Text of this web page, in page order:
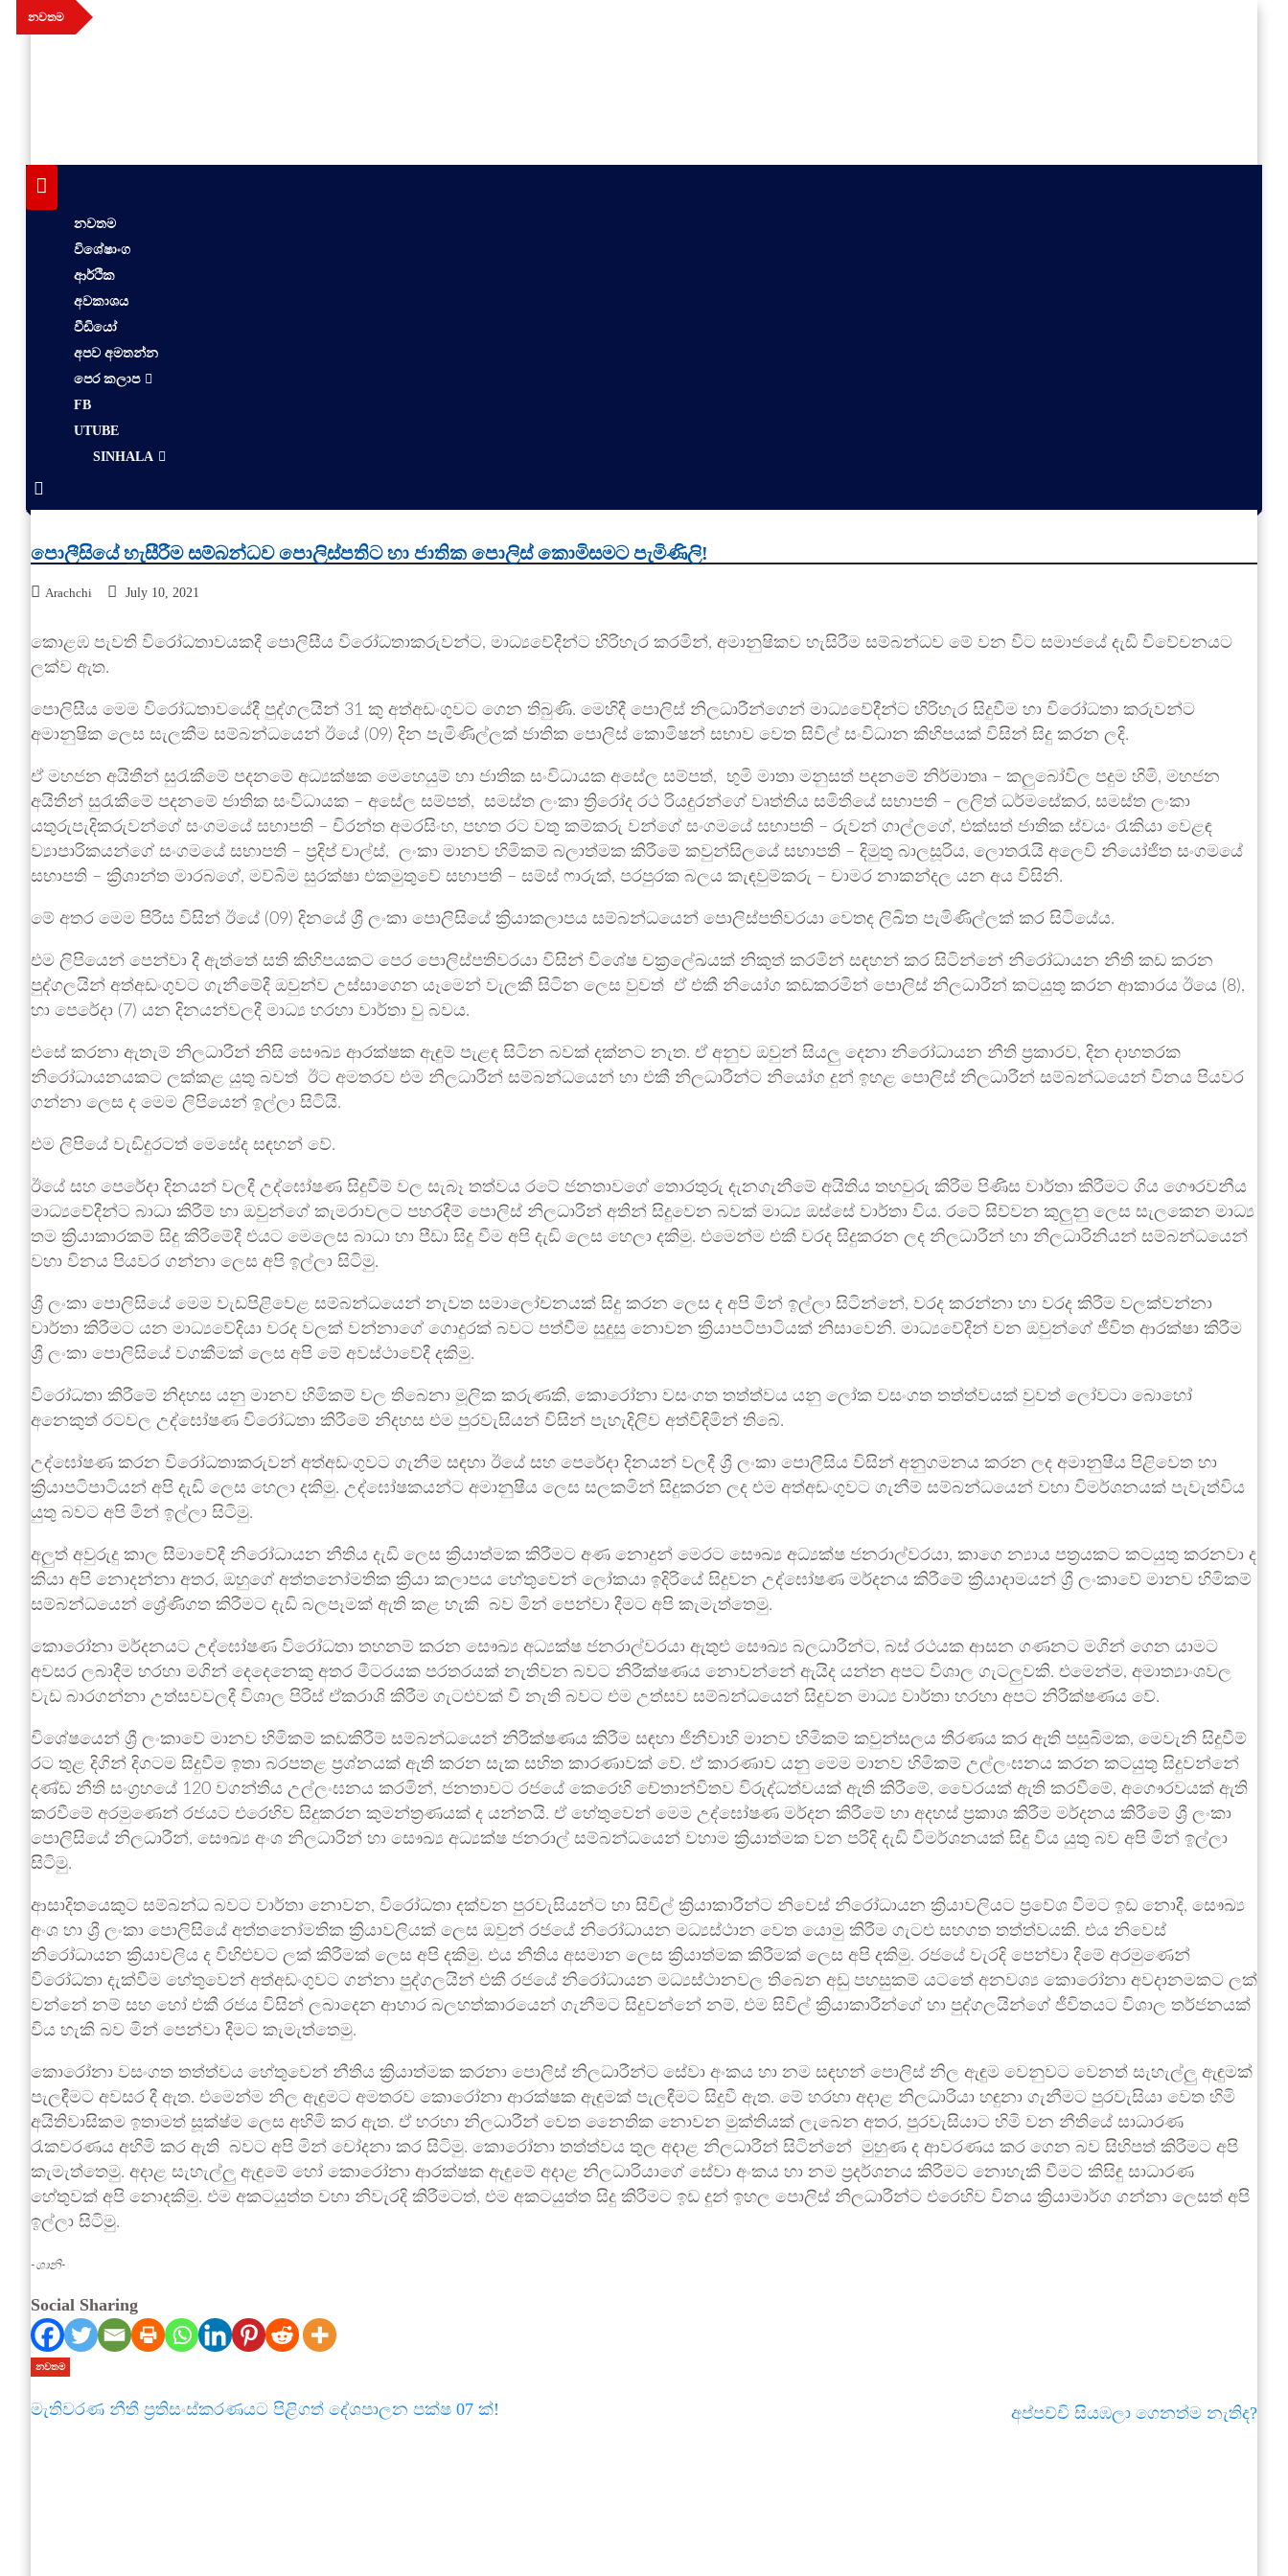
Skip
to
නවතම
aithiya
Human Rights News
නවතම
විශේෂාංග
ආර්ථික
අවකාශය
වීඩියෝ
අපව අමතන්න
පෙර කලාප
FB
UTUBE
SINHALA
පොලීසියේ හැසීරීම සම්බන්ධව පොලිස්පතිට හා ජාතික පොලිස් කොමිසමට පැමිණිලි!
Arachchi July 10, 2021
කොළඹ පැවති විරෝධතාවයකදී පොලිසීය විරෝධතාකරුවන්ට, මාධ්‍යවේදීන්ට හිරිහැර කරමින්, අමානුෂිකව හැසිරීම සම්බන්ධව මේ වන විට සමාජයේ දැඩි විවේචනයට
ලක්ව ඇත.
පොලිසීය මෙම විරෝධතාවයේදී පුද්ගලයින් 31 කු අත්අඩංගුවට ගෙන තිබුණි. මෙහිදී පොලිස් නිලධාරීන්ගෙන් මාධ්‍යවේදීන්ට හිරිහැර සිදුවීම හා විරෝධතා කරුවන්ට
අමානුෂික ලෙස සැලකීම සම්බන්ධයෙන් ඊයේ (09) දින පැමිණිල්ලක් ජාතික පොලිස් කොමිෂන් සභාව වෙත සිවිල් සංවිධාන කිහිපයක් විසින් සිදු කරන ලදි.
ඒ මහජන අයිතීන් සුරැකීමේ පදනමේ අධ්‍යක්ෂක මෙහෙයුම් හා ජාතික සංවිධායක අසේල සම්පත්, භුමි මාතා මනුසත් පදනමේ නිර්මාතෘ – කලුබෝවිල පදුම හිමි, මහජන
අයිතීන් සුරැකීමේ පදනමේ ජාතික සංවිධායක – අසේල සම්පත්, සමස්ත ලංකා ත්‍රිරෝද රථ රියදුරන්ගේ වෘත්තිය සමිතියේ සභාපති – ලලිත් ධර්මසේකර, සමස්ත ලංකා
යතුරුපැදිකරුවන්ගේ සංගමයේ සභාපති – චිරන්ත අමරසිංහ, පහත රට වතු කම්කරු වන්ගේ සංගමයේ සභාපති – රුවන් ගාල්ලගේ, එක්සත් ජාතික ස්වයං රැකියා වෙළඳ
ව්‍යාපාරිකයන්ගේ සංගමයේ සභාපති – ප්‍රදිප් චාල්ස්, ලංකා මානව හිමිකම් බලාත්මක කිරීමේ කවුන්සිලයේ සභාපති – දිමුතු බාලසූරිය, ලොතරැයි අලෙවි නියෝජිත සංගමයේ
සභාපති – ක්‍රිශාන්ත මාරබගේ, මව්බිම සුරක්ෂා එකමුතුවේ සභාපති – සම්ස් ෆාරුක්, පරපුරක බලය කැඳවුම්කරු – චාමර නාකන්දල යන අය විසිනි.
මේ අතර මෙම පිරිස විසින් ඊයේ (09) දිනයේ ශ්‍රී ලංකා පොලිසියේ ක්‍රියාකලාපය සම්බන්ධයෙන් පොලිස්පතිවරයා වෙතද ලිඛිත පැමිණිල්ලක් කර සිටියේය.
එම ලිපියෙන් පෙන්වා දී ඇත්තේ සති කිහිපයකට පෙර පොලිස්පතිවරයා විසින් විශේෂ චක්‍රලේඛයක් නිකුත් කරමින් සඳහන් කර සිටින්නේ නිරෝධායන නීති කඩ කරන
පුද්ගලයින් අත්අඩංගුවට ගැනීමේදී ඔවුන්ව උස්සාගෙන යෑමෙන් වැලකී සිටින ලෙස වුවත් ඒ එකී නියෝග කඩකරමින් පොලිස් නිලධාරීන් කටයුතු කරන ආකාරය ඊයෙ (8),
හා පෙරේදා (7) යන දිනයන්වලදී මාධ්‍ය හරහා වාර්තා වු බවය.
එසේ කරනා ඇතැම් නිලධාරීන් නිසි සෞඛ්‍ය ආරක්ෂක ඇඳුම් පැළඳ සිටින බවක් දක්නට නැත. ඒ අනුව ඔවුන් සියලු දෙනා නිරෝධායන නීති ප්‍රකාරව, දින දාහතරක
නිරෝධායනයකට ලක්කළ යුතු බවත් ඊට අමතරව එම නිලධාරීන් සම්බන්ධයෙන් හා එකී නිලධාරීන්ට නියෝග දුන් ඉහළ පොලිස් නිලධාරීන් සම්බන්ධයෙන් විනය පියවර
ගන්නා ලෙස ද මෙම ලිපියෙන් ඉල්ලා සිටියි.
එම ලිපියේ වැඩිදුරටත් මෙසේද සඳහන් වේ.
ඊයේ සහ පෙරේදා දිනයන් වලදී උද්ඝෝෂණ සිදුවීම් වල සැබෑ තත්වය රටේ ජනතාවගේ තොරතුරු දැනගැනීමේ අයිතිය තහවුරු කිරීම පිණිස වාර්තා කිරීමට ගිය ගෞරවනීය
මාධ්‍යවේදීන්ට බාධා කිරීම් හා ඔවුන්ගේ කැමරාවලට පහරදීම් පොලිස් නිලධාරීන් අතින් සිදුවෙන බවක් මාධ්‍ය ඔස්සේ වාර්තා විය. රටේ සිව්වන කුලුනු ලෙස සැලකෙන මාධ්‍ය
තම ක්‍රියාකාරකම් සිදු කිරීමේදී එයට මෙලෙස බාධා හා පීඩා සිදු වීම අපි දැඩි ලෙස හෙලා දකිමු. එමෙන්ම එකී වරද සිදුකරන ලද නිලධාරීන් හා නිලධාරිනියන් සම්බන්ධයෙන්
වහා විනය පියවර ගන්නා ලෙස අපි ඉල්ලා සිටිමු.
ශ්‍රී ලංකා පොලිසියේ මෙම වැඩපිළිවෙළ සම්බන්ධයෙන් නැවත සමාලෝචනයක් සිදු කරන ලෙස ද අපි මින් ඉල්ලා සිටින්නේ, වරද කරන්නා හා වරද කිරීම වලක්වන්නා
වාර්තා කිරීමට යන මාධ්‍යවේදියා වරද වලක් වන්නාගේ ගොදුරක් බවට පත්වීම සුදුසු නොවන ක්‍රියාපටිපාටියක් නිසාවෙනි. මාධ්‍යවේදීන් වන ඔවුන්ගේ ජීවිත ආරක්ෂා කිරීම
ශ්‍රී ලංකා පොලිසියේ වගකීමක් ලෙස අපි මේ අවස්ථාවේදී දකිමු.
විරෝධතා කිරීමේ නිදහස යනු මානව හිමිකම් වල තිබෙනා මූලික කරුණකි, කොරෝනා වසංගත තත්ත්වය යනු ලෝක වසංගත තත්ත්වයක් වුවත් ලෝවටා බොහෝ
අනෙකුත් රටවල උද්ඝෝෂණ විරෝධතා කිරීමේ නිදහස එම පුරවැසියන් විසින් පැහැදිලිව අත්විඳිමින් තිබේ.
උද්ඝෝෂණ කරන විරෝධතාකරුවන් අත්අඩංගුවට ගැනීම සඳහා ඊයේ සහ පෙරේදා දිනයන් වලදී ශ්‍රී ලංකා පොලීසිය විසින් අනුගමනය කරන ලද අමානුෂීය පිළිවෙත හා
ක්‍රියාපටිපාටියන් අපි දැඩි ලෙස හෙලා දකිමු. උද්ඝෝෂකයන්ට අමානුෂීය ලෙස සලකමින් සිදුකරන ලද එම අත්අඩංගුවට ගැනීම් සම්බන්ධයෙන් වහා විමර්ශනයක් පැවැත්විය
යුතු බවට අපි මින් ඉල්ලා සිටිමු.
අලුත් අවුරුදු කාල සීමාවේදී නිරෝධායන නීතිය දැඩි ලෙස ක්‍රියාත්මක කිරීමට අණ නොදුන් මෙරට සෞඛ්‍ය අධ්‍යක්ෂ ජනරාල්වරයා, කාගෙ න්‍යාය පත්‍රයකට කටයුතු කරනවා ද
කියා අපි නොදන්නා අතර, ඔහුගේ අත්තනෝමතික ක්‍රියා කලාපය හේතුවෙන් ලෝකයා ඉදිරියේ සිදුවන උද්ඝෝෂණ මර්දනය කිරීමේ ක්‍රියාදාමයන් ශ්‍රී ලංකාවේ මානව හිමිකම්
සම්බන්ධයෙන් ශ්‍රේණිගත කිරීමට දැඩි බලපෑමක් ඇති කළ හැකි බව මින් පෙන්වා දීමට අපි කැමැත්තෙමු.
කොරෝනා මර්දනයට උද්ඝෝෂණ විරෝධතා තහනම් කරන සෞඛ්‍ය අධ්‍යක්ෂ ජනරාල්වරයා ඇතුළු සෞඛ්‍ය බලධාරීන්ට, බස් රථයක ආසන ගණනට මගින් ගෙන යාමට
අවසර ලබාදීම හරහා මගින් දෙදෙනෙකු අතර මීටරයක පරතරයක් නැතිවන බවට නිරීක්ෂණය නොවන්නේ ඇයිද යන්න අපට විශාල ගැටලුවකි. එමෙන්ම, අමාත්‍යාංශවල
වැඩ බාරගන්නා උත්සවවලදී විශාල පිරිස් ඒකරාශි කිරීම ගැටළුවක් වී නැති බවට එම උත්සව සම්බන්ධයෙන් සිදුවන මාධ්‍ය වාර්තා හරහා අපට නිරීක්ෂණය වේ.
විශේෂයෙන් ශ්‍රී ලංකාවේ මානව හිමිකම් කඩකිරීම් සම්බන්ධයෙන් නිරීක්ෂණය කිරීම සඳහා ජිනීවාහි මානව හිමිකම් කවුන්සලය තීරණය කර ඇති පසුබිමක, මෙවැනි සිදුවීම්
රට තුළ දිගින් දිගටම සිදුවීම ඉතා බරපතළ ප්‍රශ්නයක් ඇති කරන සැක සහිත කාරණාවක් වේ. ඒ කාරණාව යනු මෙම මානව හිමිකම් උල්ලංඝනය කරන කටයුතු සිදුවන්නේ
දණ්ඩ නීති සංග්‍රහයේ 120 වගන්තිය උල්ලංඝනය කරමින්, ජනතාවට රජයේ කෙරෙහි චේතාන්විතව විරුද්ධත්වයක් ඇති කිරීමේ, වෛරයක් ඇති කරවීමේ, අගෞරවයක් ඇති
කරවීමේ අරමුණෙන් රජයට එරෙහිව සිදුකරන කුමන්ත්‍රණයක් ද යන්නයි. ඒ හේතුවෙන් මෙම උද්ඝෝෂණ මර්දන කිරීමේ හා අදහස් ප්‍රකාශ කිරීම මර්දනය කිරීමේ ශ්‍රී ලංකා
පොලිසියේ නිලධාරීන්, සෞඛ්‍ය අංශ නිලධාරින් හා සෞඛ්‍ය අධ්‍යක්ෂ ජනරාල් සම්බන්ධයෙන් වහාම ක්‍රියාත්මක වන පරිදි දැඩි විමර්ශනයක් සිදු විය යුතු බව අපි මින් ඉල්ලා
සිටිමු.
ආසාදිතයෙකුට සම්බන්ධ බවට වාර්තා නොවන, විරෝධතා දක්වන පුරවැසියන්ට හා සිවිල් ක්‍රියාකාරීන්ට නිවෙස් නිරෝධායන ක්‍රියාවලියට ප්‍රවේශ වීමට ඉඩ නොදී, සෞඛ්‍ය
අංශ හා ශ්‍රී ලංකා පොලිසියේ අත්තනෝමතික ක්‍රියාවලියක් ලෙස ඔවුන් රජයේ නිරෝධායන මධ්‍යස්ථාන වෙත යොමු කිරීම ගැටළු සහගත තත්ත්වයකි. එය නිවෙස්
නිරෝධායන ක්‍රියාවලිය ද විහිළුවට ලක් කිරීමක් ලෙස අපි දකිමු. එය නීතිය අසමාන ලෙස ක්‍රියාත්මක කිරීමක් ලෙස අපි දකිමු. රජයේ වැරදි පෙන්වා දීමේ අරමුණෙන්
විරෝධතා දැක්වීම හේතුවෙන් අත්අඩංගුවට ගන්නා පුද්ගලයින් එකී රජයේ නිරෝධායන මධ්‍යස්ථානවල තිබෙන අඩු පහසුකම් යටතේ අනවශ්‍ය කොරෝනා අවදානමකට ලක්
වන්නේ නම් සහ හෝ එකී රජය විසින් ලබාදෙන ආහාර බලහත්කාරයෙන් ගැනීමට සිදුවන්නේ නම්, එම සිවිල් ක්‍රියාකාරීන්ගේ හා පුද්ගලයින්ගේ ජීවිතයට විශාල තර්ජනයක්
විය හැකි බව මින් පෙන්වා දීමට කැමැත්තෙමු.
කොරෝනා වසංගත තත්ත්වය හේතුවෙන් නීතිය ක්‍රියාත්මක කරනා පොලිස් නිලධාරීන්ට සේවා අංකය හා නම සඳහන් පොලිස් නිල ඇඳුම වෙනුවට වෙනත් සැහැල්ලු ඇඳුමක්
පැලඳීමට අවසර දී ඇත. එමෙන්ම නිල ඇඳුමට අමතරව කොරෝනා ආරක්ෂක ඇඳුමක් පැලඳීමට සිදුවී ඇත. මේ හරහා අදාළ නිලධාරියා හඳුනා ගැනීමට පුරවැසියා වෙත හිමි
අයිතිවාසිකම ඉතාමත් සූක්ෂ්ම ලෙස අහිමි කර ඇත. ඒ හරහා නිලධාරීන් වෙත නෛතික නොවන මුක්තියක් ලැබෙන අතර, පුරවැසියාට හිමි වන නීතියේ සාධාරණ
රැකවරණය අහිමි කර ඇති බවට අපි මින් චෝදනා කර සිටිමු. කොරෝනා තත්ත්වය තුල අදාළ නිලධාරීන් සිටින්නේ මුහුණ ද ආවරණය කර ගෙන බව සිහිපත් කිරීමට අපි
කැමැත්තෙමු. අදාළ සැහැල්ලු ඇඳුමේ හෝ කොරෝනා ආරක්ෂක ඇඳුමේ අදාළ නිලධාරියාගේ සේවා අංකය හා නම ප්‍රදර්ශනය කිරීමට නොහැකි වීමට කිසිඳු සාධාරණ
හේතුවක් අපි නොදකිමු. එම අකටයුත්ත වහා නිවැරදි කිරීමටත්, එම අකටයුත්ත සිදු කිරීමට ඉඩ දුන් ඉහල පොලිස් නිලධාරීන්ට එරෙහිව විනය ක්‍රියාමාර්ග ගන්නා ලෙසත් අපි
ඉල්ලා සිටිමු.
-ශානි-
Social Sharing
නවතම
මැතිවරණ නීතී ප්‍රතිසංස්කරණයට පිළිගත් දේශපාලන පක්ෂ 07 ක්! අප්පච්චි සියඹලා ගෙනත්ම නැතිද?